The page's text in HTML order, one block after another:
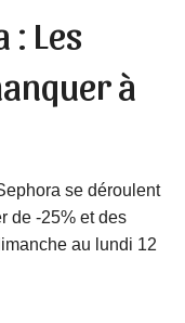
: Les
à
se déroulent
de -25% et des
au lundi 12